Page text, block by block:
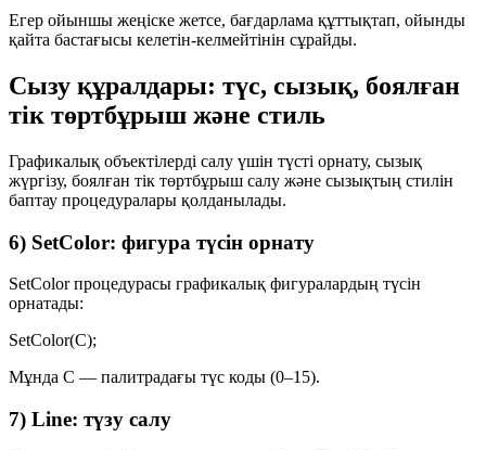
Егер ойыншы жеңіске жетсе, бағдарлама құттықтап, ойынды
қайта бастағысы келетін-келмейтінін сұрайды.
Сызу құралдары: түс, сызық, боялған
тік төртбұрыш және стиль
Графикалық объектілерді салу үшін түсті орнату, сызық
жүргізу, боялған тік төртбұрыш салу және сызықтың стилін
баптау процедуралары қолданылады.
6) SetColor: фигура түсін орнату
SetColorпроцедурасы графикалық фигуралардың түсін
орнатады:
SetColor(C);
Мұнда C — палитрадағы түс коды (0–15).
7) Line: түзу салу